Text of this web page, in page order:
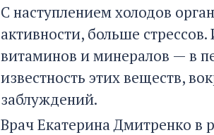
С наступлением холодов
активности, больше
витаминов и минералов — в
известность этих веществ,
заблуждений.
Врач Екатерина Дмитренко в